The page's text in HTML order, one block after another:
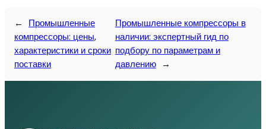
←
Промышленные
компрессоры: цены,
характеристики и сроки
поставки
Промышленные компрессоры в
наличии: экспертный гид по
подбору по параметрам и
давлению
→